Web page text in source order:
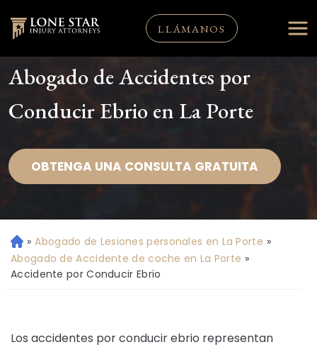
LLÁMANOS
Abogado de Accidentes por
Conducir Ebrio en La Porte
OBTENGA UNA CONSULTA GRATUITA
Ini
ci
o
» Abogado de Lesiones personales en La Porte »
Abogado de Accidente de coche en La Porte »
Accidente por Conducir Ebrio
Los accidentes por conducir ebrio representan